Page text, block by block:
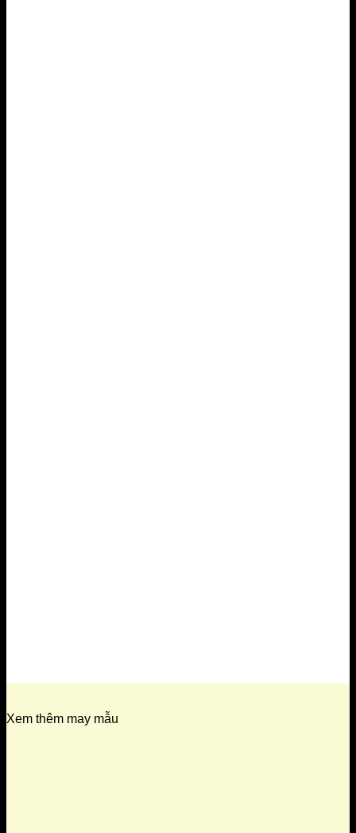
Xem thêm may mẫu